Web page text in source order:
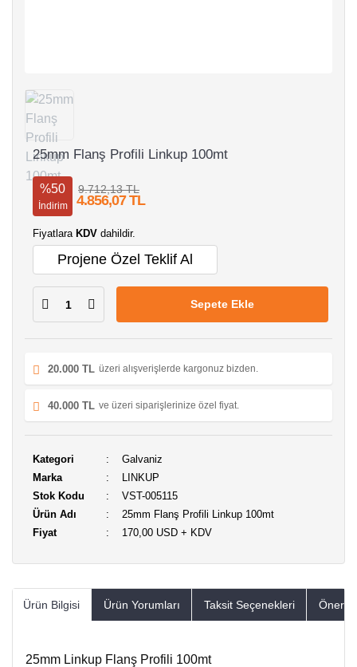
25mm Flanş Profili Linkup 100mt
%50
İndirim
9.712,13 TL
4.856,07 TL
Fiyatlara KDV dahildir.
Projene Özel Teklif Al
Sepete Ekle
20.000 TL üzeri alışverişlerde kargonuz bizden.
40.000 TL ve üzeri siparişlerinize özel fiyat.
Kategori
Galvaniz
Marka
LINKUP
Stok Kodu
VST-005115
Ürün Adı
25mm Flanş Profili Linkup 100mt
Fiyat
170,00 USD + KDV
Ürün Bilgisi Ürün Yorumları Taksit Seçenekleri
25mm Linkup Flanş Profili 100mt